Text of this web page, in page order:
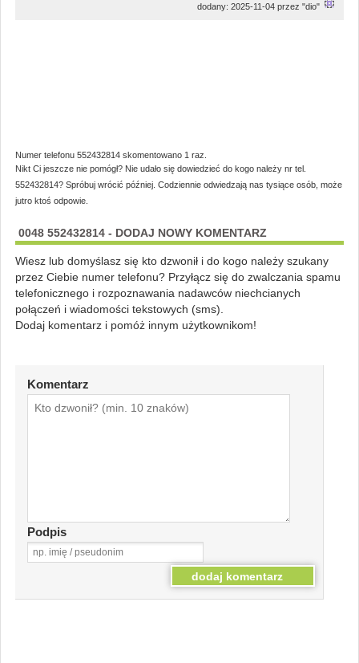
dodany: 2025-11-04 przez "dio"
Numer telefonu 552432814 skomentowano 1 raz.
Nikt Ci jeszcze nie pomógł? Nie udało się dowiedzieć do kogo należy nr tel.
552432814? Spróbuj wrócić później. Codziennie odwiedzają nas tysiące osób, może
jutro ktoś odpowie.
0048 552432814 - DODAJ NOWY KOMENTARZ
Wiesz lub domyślasz się kto dzwonił i do kogo należy szukany
przez Ciebie numer telefonu? Przyłącz się do zwalczania spamu
telefonicznego i rozpoznawania nadawców niechcianych
połączeń i wiadomości tekstowych (sms).
Dodaj komentarz i pomóż innym użytkownikom!
Komentarz
Podpis